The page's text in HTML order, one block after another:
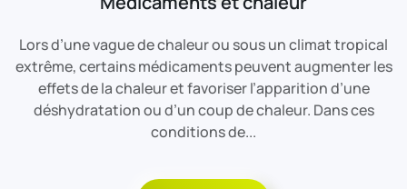
Lors d’une vague de chaleur ou sous un climat tropical
extrême, certains médicaments peuvent augmenter les
effets de la chaleur et favoriser l’apparition d’une
déshydratation ou d’un coup de chaleur. Dans ces
conditions de...